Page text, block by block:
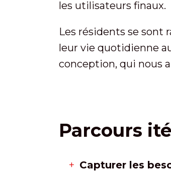
les utilisateurs finaux.
Les résidents se sont
leur vie quotidienne
conception, qui nous
Parcours
Capturer les